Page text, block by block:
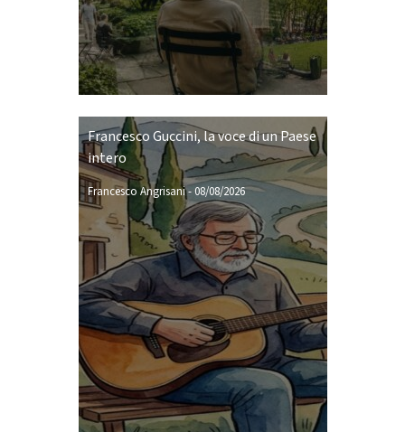
Francesco Guccini, la voce di un Paese
intero
Francesco Angrisani-08/08/2026